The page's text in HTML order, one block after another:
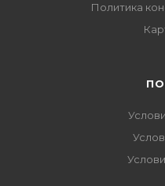
Политика